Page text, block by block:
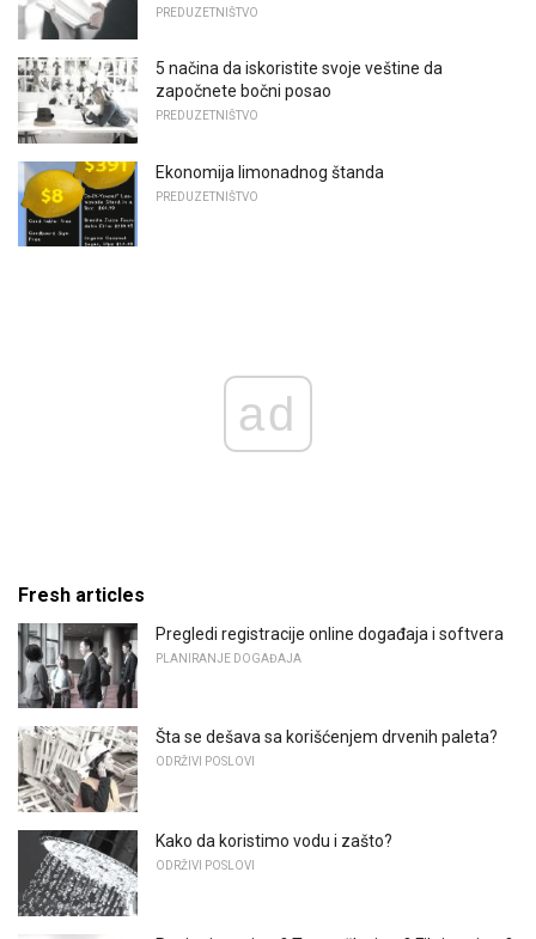
PREDUZETNIŠTVO
5 načina da iskoristite svoje veštine da
započnete bočni posao
PREDUZETNIŠTVO
Ekonomija limonadnog štanda
PREDUZETNIŠTVO
ad
Fresh articles
Pregledi registracije online događaja i softvera
PLANIRANJE DOGAĐAJA
Šta se dešava sa korišćenjem drvenih paleta?
ODRŽIVI POSLOVI
Kako da koristimo vodu i zašto?
ODRŽIVI POSLOVI